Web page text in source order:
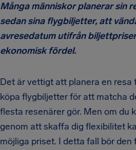
Många människor planerar sin
sedan sina flygbiljetter, att
avresedatum utifrån
ekonomisk fördel.
Det är vettigt att planera en resa
köpa flygbiljetter för att matcha
flesta resenärer gör. Men om du
genom att skaffa dig flexibilitet
möjliga priset. I detta fall bör